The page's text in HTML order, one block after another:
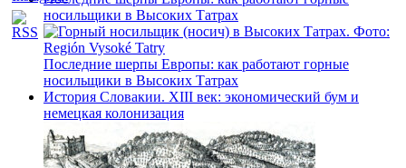
носильщики в Высоких Татрах
Последние шерпы Европы: как работают горные
носильщики в Высоких Татрах
История Словакии. XIII век: экономический бум и
немецкая колонизация